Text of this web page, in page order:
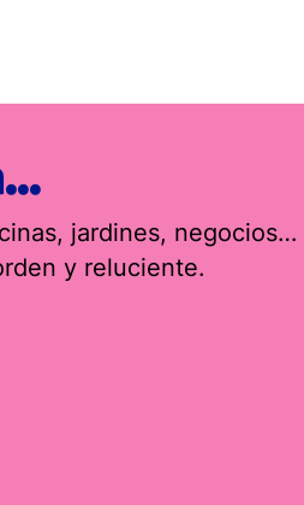
jardines,
y reluciente.